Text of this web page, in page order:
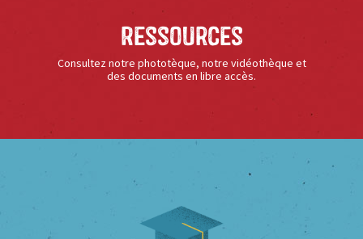
Ressources
Consultez notre phototèque, notre vidéothèque et
des documents en libre accès.